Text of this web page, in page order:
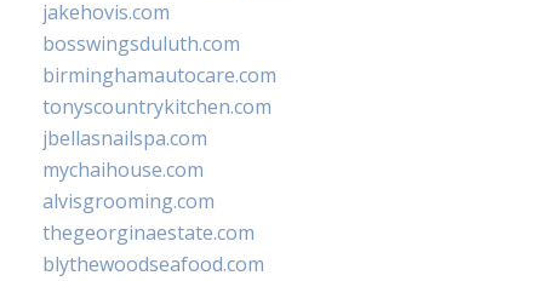
jakehovis.com
bosswingsduluth.com
birminghamautocare.com
tonyscountrykitchen.com
jbellasnailspa.com
mychaihouse.com
alvisgrooming.com
thegeorginaestate.com
blythewoodseafood.com